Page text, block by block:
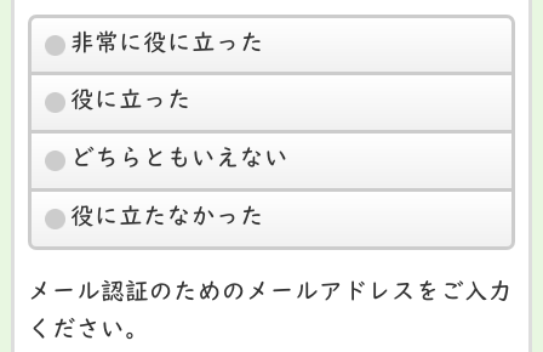
非常に役に立った
役に立った
どちらともいえない
役に立たなかった
メール認証のためのメールアドレスをご入力
ください。